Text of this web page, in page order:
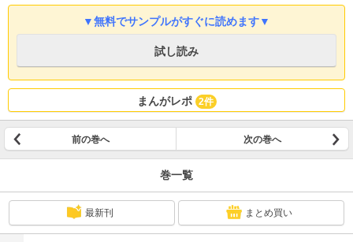
▼無料でサンプルがすぐに読めます▼
試し読み
まんがレポ 2件
前の巻へ 次の巻へ
巻一覧
最新刊 まとめ買い